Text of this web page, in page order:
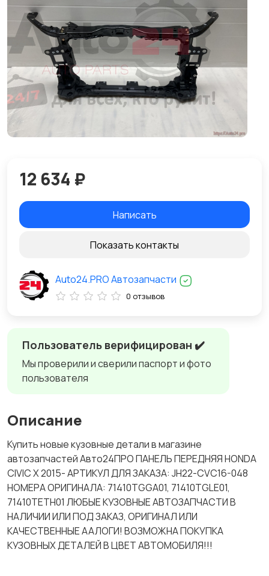
Пользователь верифицирован ✔️
Мы проверили и сверили паспорт и фото
пользователя
Описание
Купить новые кузовные детали в магазине
автозапчастей Авто24ПРО ПАНЕЛЬ ПЕРЕДНЯЯ HONDA
CIVIC X 2015- АРТИКУЛ ДЛЯ ЗАКАЗА: JH22-CVC16-048
НОМЕРА ОРИГИНАЛА: 71410TGGA01, 71410TGLE01,
71410TETH01 ЛЮБЫЕ КУЗОВНЫЕ АВТОЗАПЧАСТИ В
НАЛИЧИИ ИЛИ ПОД ЗАКАЗ, ОРИГИНАЛ ИЛИ
КАЧЕСТВЕННЫЕ ААЛОГИ! ВОЗМОЖНА ПОКУПКА
КУЗОВНЫХ ДЕТАЛЕЙ В ЦВЕТ АВТОМОБИЛЯ!!!
12 634 ₽
Написать
Показать контакты
Auto24.PRO Автозапчасти
0 отзывов